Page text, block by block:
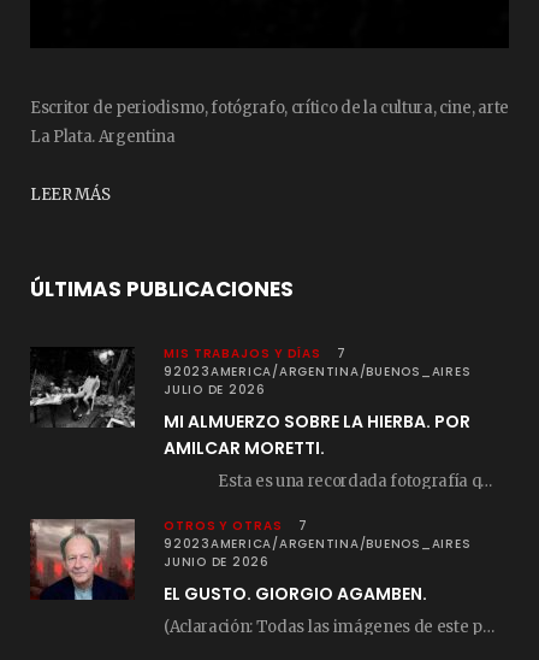
Escritor de periodismo, fotógrafo, crítico de la cultura, cine, arte
La Plata. Argentina
LEER MÁS
ÚLTIMAS PUBLICACIONES
MIS TRABAJOS Y DÍAS
7
92023AMERICA/ARGENTINA/BUENOS_AIRES
JULIO DE 2026
MI ALMUERZO SOBRE LA HIERBA. POR
AMILCAR MORETTI.
Esta es una recordada fotografía que registré…
OTROS Y OTRAS
7
92023AMERICA/ARGENTINA/BUENOS_AIRES
JUNIO DE 2026
EL GUSTO. GIORGIO AGAMBEN.
(Aclaración: Todas las imágenes de este posteo fueron tomadas de Bloghemia.com, y todos los…